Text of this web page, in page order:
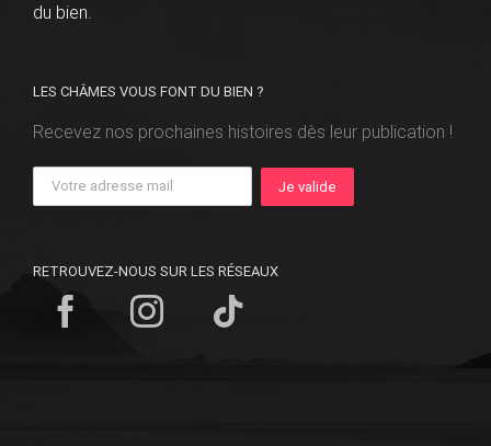
du bien.
LES CHÂMES VOUS FONT DU BIEN ?
Recevez nos prochaines histoires dès leur publication !
RETROUVEZ-NOUS SUR LES RÉSEAUX